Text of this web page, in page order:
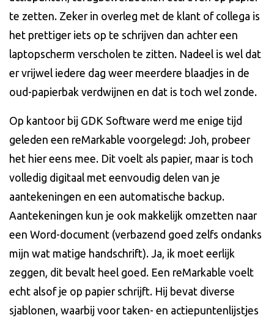
te zetten. Zeker in overleg met de klant of collega is
het prettiger iets op te schrijven dan achter een
laptopscherm verscholen te zitten. Nadeel is wel dat
er vrijwel iedere dag weer meerdere blaadjes in de
oud-papierbak verdwijnen en dat is toch wel zonde.
Op kantoor bij GDK Software werd me enige tijd
geleden een reMarkable voorgelegd: Joh, probeer
het hier eens mee. Dit voelt als papier, maar is toch
volledig digitaal met eenvoudig delen van je
aantekeningen en een automatische backup.
Aantekeningen kun je ook makkelijk omzetten naar
een Word-document (verbazend goed zelfs ondanks
mijn wat matige handschrift). Ja, ik moet eerlijk
zeggen, dit bevalt heel goed. Een reMarkable voelt
echt alsof je op papier schrijft. Hij bevat diverse
sjablonen, waarbij voor taken- en actiepuntenlijstjes